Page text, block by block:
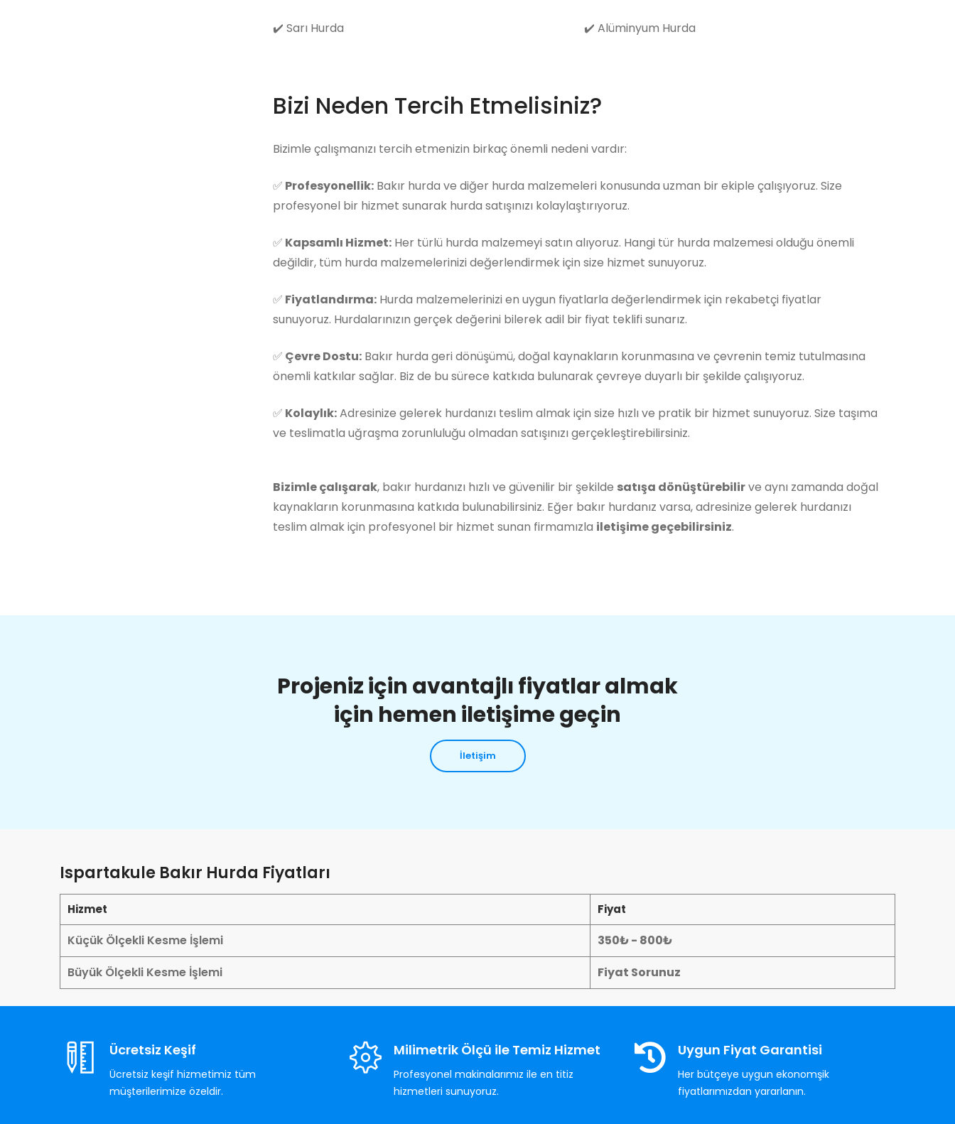
✔️ Sarı Hurda ✔️ Alüminyum Hurda
Bizi Neden Tercih Etmelisiniz?
Bizimle çalışmanızı tercih etmenizin birkaç önemli nedeni vardır:
✅ Profesyonellik: Bakır hurda ve diğer hurda malzemeleri konusunda uzman bir ekiple çalışıyoruz. Size
profesyonel bir hizmet sunarak hurda satışınızı kolaylaştırıyoruz.
✅ Kapsamlı Hizmet: Her türlü hurda malzemeyi satın alıyoruz. Hangi tür hurda malzemesi olduğu önemli
değildir, tüm hurda malzemelerinizi değerlendirmek için size hizmet sunuyoruz.
✅ Fiyatlandırma: Hurda malzemelerinizi en uygun fiyatlarla değerlendirmek için rekabetçi fiyatlar
sunuyoruz. Hurdalarınızın gerçek değerini bilerek adil bir fiyat teklifi sunarız.
✅ Çevre Dostu: Bakır hurda geri dönüşümü, doğal kaynakların korunmasına ve çevrenin temiz tutulmasına
önemli katkılar sağlar. Biz de bu sürece katkıda bulunarak çevreye duyarlı bir şekilde çalışıyoruz.
✅ Kolaylık:Adresinize gelerek hurdanızı teslim almak için size hızlı ve pratik bir hizmet sunuyoruz. Size taşıma
ve teslimatla uğraşma zorunluluğu olmadan satışınızı gerçekleştirebilirsiniz.
Bizimle çalışarak, bakır hurdanızı hızlı ve güvenilir bir şekilde satışa dönüştürebilirve aynı zamanda doğal
kaynakların korunmasına katkıda bulunabilirsiniz. Eğer bakır hurdanız varsa, adresinize gelerek hurdanızı
teslim almak için profesyonel bir hizmet sunan firmamızla iletişime geçebilirsiniz.
Projeniz için avantajlı fiyatlar almak
için hemen iletişime geçin
İletişim
Ispartakule Bakır Hurda Fiyatları
Hizmet Fiyat
Küçük Ölçekli Kesme İşlemi
350₺ - 800₺
Büyük Ölçekli Kesme İşlemi
Fiyat Sorunuz
Ücretsiz Keşif
Ücretsiz keşif hizmetimiz tüm
müşterilerimize özeldir.
Milimetrik Ölçü ile Temiz Hizmet
Profesyonel makinalarımız ile en titiz
hizmetleri sunuyoruz.
Uygun Fiyat Garantisi
Her bütçeye uygun ekonomşik
fiyatlarımızdan yararlanın.